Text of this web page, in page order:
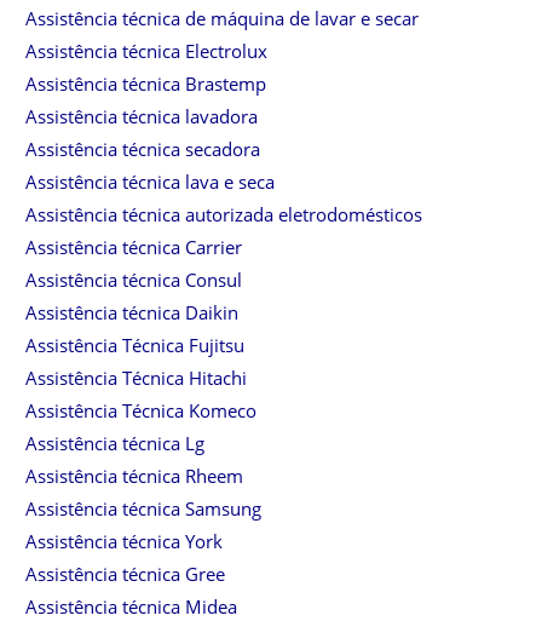
Assistência técnica de máquina de lavar e secar
Assistência técnica Electrolux
Assistência técnica Brastemp
Assistência técnica lavadora
Assistência técnica secadora
Assistência técnica lava e seca
Assistência técnica autorizada eletrodomésticos
Assistência técnica Carrier
Assistência técnica Consul
Assistência técnica Daikin
Assistência Técnica Fujitsu
Assistência Técnica Hitachi
Assistência Técnica Komeco
Assistência técnica Lg
Assistência técnica Rheem
Assistência técnica Samsung
Assistência técnica York
Assistência técnica Gree
Assistência técnica Midea